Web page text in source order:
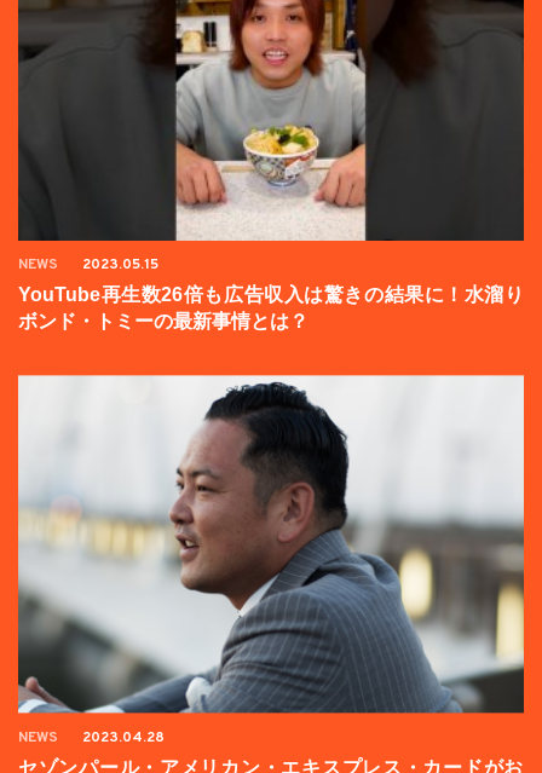
NEWS 2023.05.15
YouTube再生数26倍も広告収入は驚きの結果に！水溜り
ボンド・トミーの最新事情とは？
NEWS 2023.04.28
セゾンパール・アメリカン・エキスプレス・カードがお